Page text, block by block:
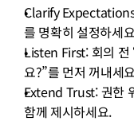
Clarify
를 명확히 설정하세
Listen First: 회의 전
요?”를 먼저 꺼내세
Extend Trust: 권한
함께 제시하세요.